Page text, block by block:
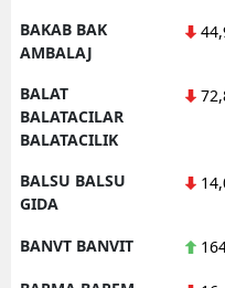
BAKAB BAK
AMBALAJ
BALAT
BALATACILAR
BALATACILIK
BALSU BALSU
GIDA
BANVT BANVIT